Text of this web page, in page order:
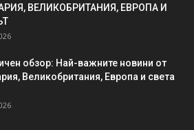
ВЕЛИКОБРИТАНИЯ, ЕВРОПА И
обзор: Най-важните новини от
Великобритания, Европа и света